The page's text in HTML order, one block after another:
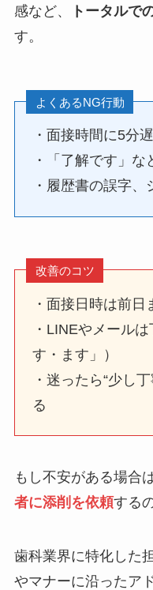
感など、
トータルで
す。
よくあるNG行動
・面接時間に5分
・「了解です」
・履歴書の誤字
改善のコツ
・面接日時は前日
・LINEやメール
す・ます」）
・迷ったら“少し
る
もし不安がある場合は
者に添削を依頼する
歯科業界に特化した
やマナーに沿ったア